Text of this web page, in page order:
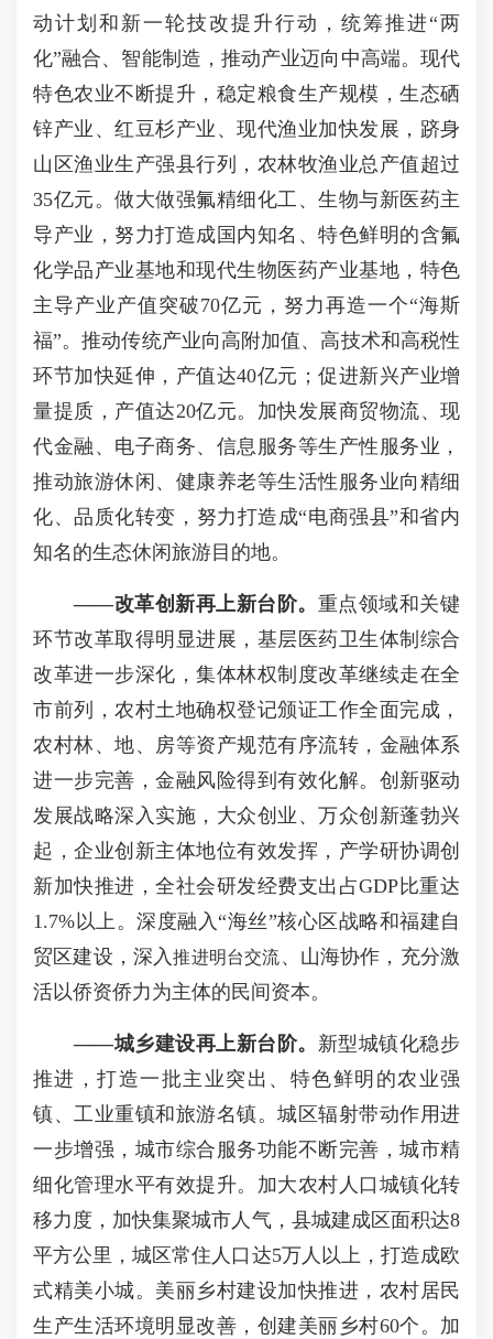
动计划和新一轮技改提升行动，统筹推进“两
化”融合、智能制造，推动产业迈向中高端。现代
特色农业不断提升，稳定粮食生产规模，生态硒
锌产业、红豆杉产业、现代渔业加快发展，跻身
山区渔业生产强县行列，农林牧渔业总产值超过
35亿元。做大做强氟精细化工、生物与新医药主
导产业，努力打造成国内知名、特色鲜明的含氟
化学品产业基地和现代生物医药产业基地，特色
主导产业产值突破70亿元，努力再造一个“海斯
福”。推动传统产业向高附加值、高技术和高税性
环节加快延伸，产值达40亿元；促进新兴产业增
量提质，产值达20亿元。加快发展商贸物流、现
代金融、电子商务、信息服务等生产性服务业，
推动旅游休闲、健康养老等生活性服务业向精细
化、品质化转变，努力打造成“电商强县”和省内
知名的生态休闲旅游目的地。
——改革创新再上新台阶。 重点领域和关键
环节改革取得明显进展，基层医药卫生体制综合
改革进一步深化，集体林权制度改革继续走在全
市前列，农村土地确权登记颁证工作全面完成，
农村林、地、房等资产规范有序流转，金融体系
进一步完善，金融风险得到有效化解。创新驱动
发展战略深入实施，大众创业、万众创新蓬勃兴
起，企业创新主体地位有效发挥，产学研协调创
新加快推进，全社会研发经费支出占GDP比重达
1.7%以上。深度融入“海丝”核心区战略和福建自
贸区建设，深入推进明台交流、山海协作，充分激
活以侨资侨力为主体的民间资本。
——城乡建设再上新台阶。 新型城镇化稳步
推进，打造一批主业突出、特色鲜明的农业强
镇、工业重镇和旅游名镇。城区辐射带动作用进
一步增强，城市综合服务功能不断完善，城市精
细化管理水平有效提升。加大农村人口城镇化转
移力度，加快集聚城市人气，县城建成区面积达8
平方公里，城区常住人口达5万人以上，打造成欧
式精美小城。美丽乡村建设加快推进，农村居民
生产生活环境明显改善，创建美丽乡村60个。加